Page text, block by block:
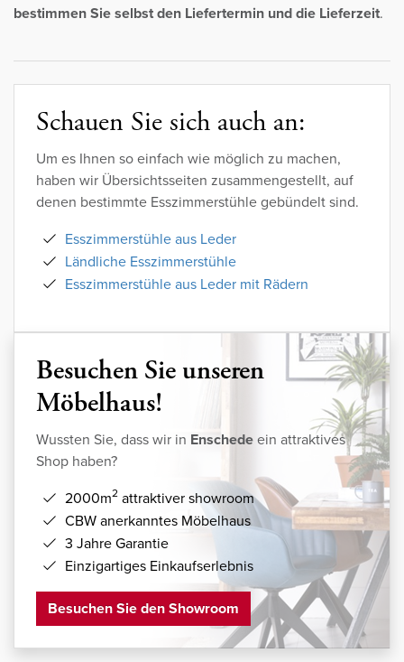
bestimmen Sie selbst den Liefertermin und die Lieferzeit.
Schauen Sie sich auch an:
Um es Ihnen so einfach wie möglich zu machen,
haben wir Übersichtsseiten zusammengestellt, auf
denen bestimmte Esszimmerstühle gebündelt sind.
Esszimmerstühle aus Leder
Ländliche Esszimmerstühle
Esszimmerstühle aus Leder mit Rädern
Besuchen Sie unseren
Möbelhaus!
Wussten Sie, dass wir in Enschedeein attraktives
Shop haben?
2000m2 attraktiver showroom
CBW anerkanntes Möbelhaus
3 Jahre Garantie
Einzigartiges Einkaufserlebnis
Besuchen Sie den Showroom